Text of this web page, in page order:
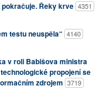
Řeky krve 4351
testu neuspěla“ 4140
v roli Babišova ministra
propojení se
zdrojem 3719